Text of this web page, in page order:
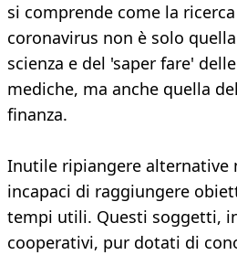
si comprende come la
coronavirus non è solo
scienza e del 'saper fare'
mediche, ma anche quella
finanza.
Inutile ripiangere
incapaci di raggiungere
tempi utili. Questi soggetti,
cooperativi, pur dotati di